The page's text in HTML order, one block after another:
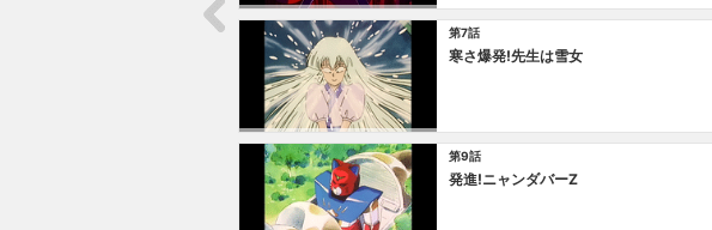
第7話
寒さ爆発!先生は雪女
第9話
発進!ニャンダバーZ